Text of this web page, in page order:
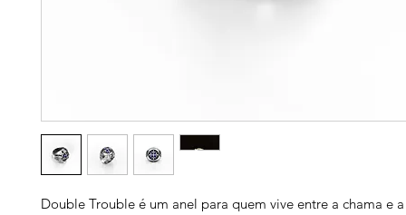
Double Trouble é um anel para quem vive entre a chama e